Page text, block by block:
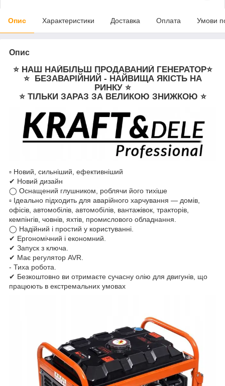
Опис Характеристики Доставка Оплата Умови
Опис
⭐ НАШ НАЙБІЛЬШ ПРОДАВАНИЙ ГЕНЕРАТОР⭐
⭐ БЕЗАВАРІЙНИЙ - НАЙВИЩА ЯКІСТЬ НА
РИНКУ ⭐
⭐ ТІЛЬКИ ЗАРАЗ ЗА ВЕЛИКОЮ ЗНИЖКОЮ ⭐
▫ Новий, сильніший, ефективніший
✔ Новий дизайн
◯ Оснащений глушником, роблячи його тихіше
▫ Ідеально підходить для аварійного харчування — домів,
офісів, автомобілів, автомобілів, вантажівок, тракторів,
кемпінгів, човнів, яхтів, промислового обладнання.
◯ Надійний і простий у користуванні.
✔ Ергономічний і економний.
✔ Запуск з ключа.
✔ Має регулятор AVR.
- Тиха робота.
✔ Безкоштовно ви отримаєте сучасну олію для двигунів, що
працюють в екстремальних умовах